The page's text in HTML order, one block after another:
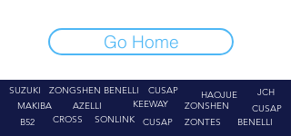
Go Home
SUZUKI
ZONGSHEN
MAKIBA
AZELLI
BENELLI
CUSAP
KEEWAY
B52
CROSS SONLINK CUSAP
HAOJUE
JCH
ZONSHEN
ZONTES
CUSAP
BENELLI